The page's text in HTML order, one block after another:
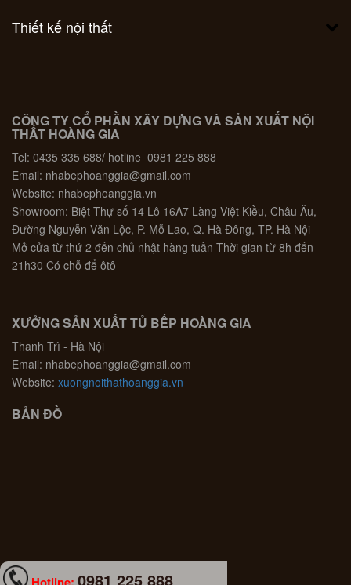
Thiết kế nội thất
CÔNG TY CỔ PHẦN XÂY DỰNG VÀ SẢN XUẤT NỘI
THẤT HOÀNG GIA
Tel: 0435 335 688/ hotline 0981 225 888
Email: nhabephoanggia@gmail.com
Website: nhabephoanggia.vn
Showroom: Biệt Thự số 14 Lô 16A7 Làng Việt Kiều, Châu Âu,
Đường Nguyễn Văn Lộc, P. Mỗ Lao, Q. Hà Đông, TP. Hà Nội
Mở cửa từ thứ 2 đến chủ nhật hàng tuần Thời gian từ 8h đến
21h30 Có chỗ để ôtô
XƯỞNG SẢN XUẤT TỦ BẾP HOÀNG GIA
Thanh Trì - Hà Nội
Email: nhabephoanggia@gmail.com
Website: xuongnoithathoanggia.vn
BẢN ĐỒ
0981 225 888